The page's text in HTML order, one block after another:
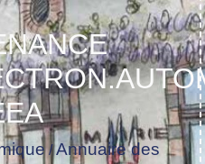
/Annuaire des